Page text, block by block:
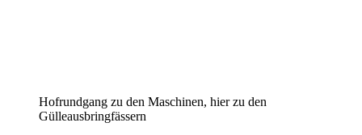
Hofrundgang zu den Maschinen, hier zu den
Gülleausbringfässern